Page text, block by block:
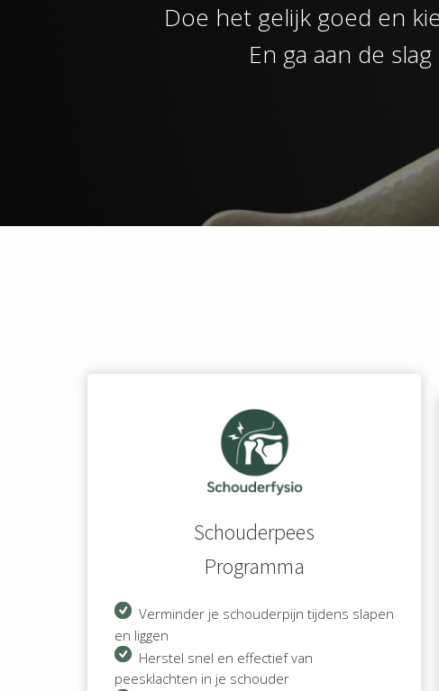
Doe het gelijk goed en
En ga aan de
Schouderpees
Programma
Verminder je schouderpijn tijdens slapen
en liggen
Herstel snel en effectief van
peesklachten in je schouder